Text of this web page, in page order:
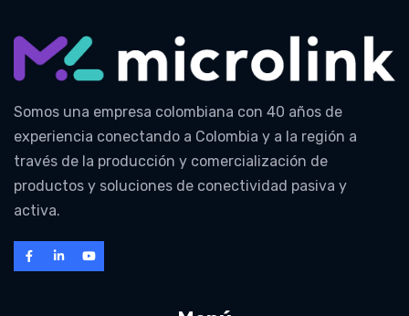
Somos una empresa colombiana con 40 años de
experiencia conectando a Colombia y a la región a
través de la producción y comercialización de
productos y soluciones de conectividad pasiva y
activa.